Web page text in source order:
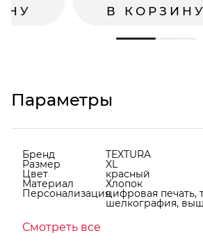
В КОРЗИНУ
Параметры
Бренд TEXTURA
Размер XL
Цвет красный
Материал Хлопок
Персонализацияцифровая печать,
шелкография,
Смотреть все